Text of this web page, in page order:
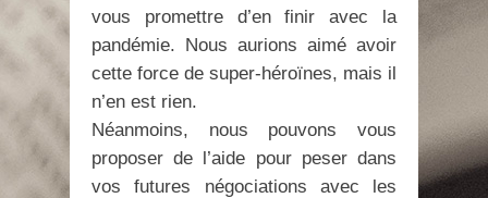
vous promettre d’en finir avec la
pandémie. Nous aurions aimé avoir
cette force de super-héroïnes, mais il
n’en est rien.
Néanmoins, nous pouvons vous
proposer de l’aide pour peser dans
vos futures négociations avec les